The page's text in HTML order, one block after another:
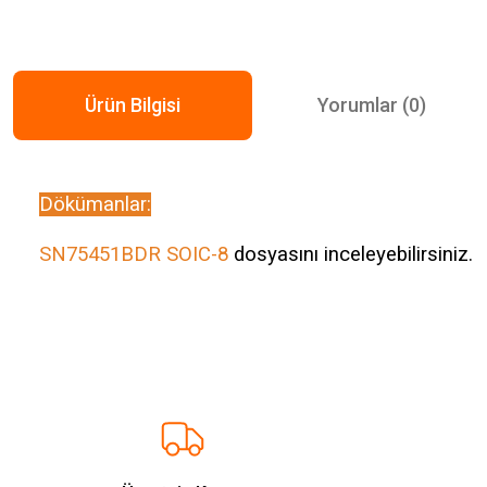
Ürün Bilgisi Yorumlar (0)
Dökümanlar:
SN75451BDR SOIC-8 dosyasını inceleyebilirsiniz.
Ürün resmi kalitesiz, bozuk veya görüntülenemiyor.
Ürün açıklamasında eksik bilgiler bulunuyor.